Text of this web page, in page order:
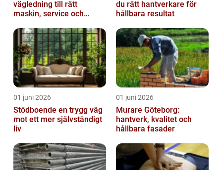
vägledning till rätt
maskin, service och
du rätt hantverkare för
hållbara resultat
01 juni 2026
Stödboende en trygg väg
mot ett mer självständigt
liv
01 juni 2026
Murare Göteborg:
hantverk, kvalitet och
hållbara fasader